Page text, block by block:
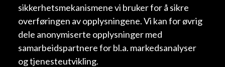
sikkerhetsmekanismene vi bruker for å sikre
overføringen av opplysningene. Vi kan for øvrig
dele anonymiserte opplysninger med
samarbeidspartnere for bl.a. markedsanalyser
og tjenesteutvikling.